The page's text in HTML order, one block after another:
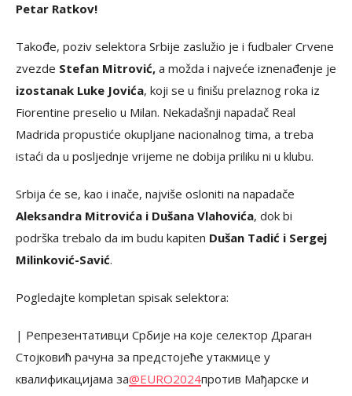
Petar Ratkov!
Takođe, poziv selektora Srbije zaslužio je i fudbaler Crvene
zvezde Stefan Mitrović, a možda i najveće iznenađenje je
izostanak Luke Jovića, koji se u finišu prelaznog roka iz
Fiorentine preselio u Milan. Nekadašnji napadač Real
Madrida propustiće okupljane nacionalnog tima, a treba
istaći da u posljednje vrijeme ne dobija priliku ni u klubu.
Srbija će se, kao i inače, najviše osloniti na napadače
Aleksandra Mitrovića i Dušana Vlahovića, dok bi
podrška trebalo da im budu kapiten Dušan Tadić i Sergej
Milinković-Savić.
Pogledajte kompletan spisak selektora:
| Репрезентативци Србије на које селектор Драган
Стојковић рачуна за предстојеће утакмице у
квалификацијама за@EURO2024против Мађарске и